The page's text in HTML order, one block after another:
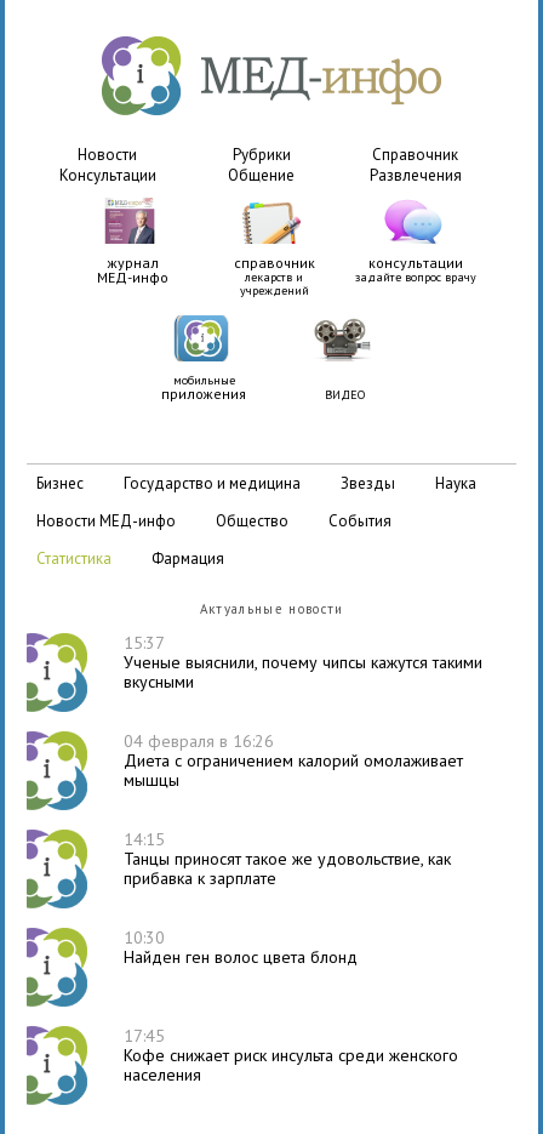
Новости Рубрики
Справочник
Консультации
Общение Развлечения
журнал
МЕД-инфо
справочник
лекарств и
учреждений
консультации
задайте вопрос врачу
мобильные
приложения ВИДЕО
бизнес государство и медицина звезды
наука
новости МЕД-инфо
общество
события
статистика
фармация
Актуальные новости
15:37
Ученые выяснили, почему чипсы кажутся такими
вкусными
04 февраля в 16:26
Диета с ограничением калорий омолаживает
мышцы
14:15
Танцы приносят такое же удовольствие, как
прибавка к зарплате
10:30
Найден ген волос цвета блонд
17:45
Кофе снижает риск инсульта среди женского
населения